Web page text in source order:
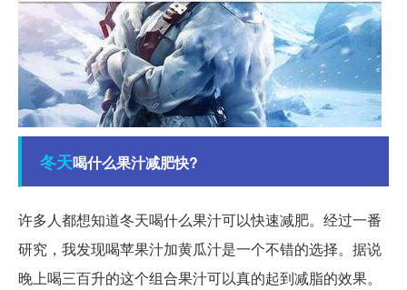
冬天喝什么果汁减肥快?
许多人都想知道冬天喝什么果汁可以快速减肥。经过一番
研究，我发现喝苹果汁加黄瓜汁是一个不错的选择。据说
晚上喝三百升的这个组合果汁可以真的起到减脂的效果。